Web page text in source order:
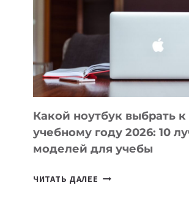
ПОМОГАЮТ
СОЗДАВАТЬ
БЕЗ
СЛОЖНОГО
КОДА
Какой ноутбук выбрать к
учебному году 2026: 10
моделей для учебы
ЧИТАТЬ ДАЛЕЕ КАКОЙ